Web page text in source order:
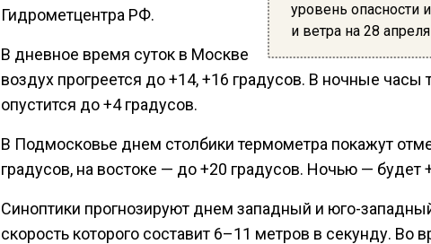
уровень опасности
и ветра на 28 апреля
Гидрометцентра РФ.
В дневное время суток в Москве
воздух прогреется до +14, +16 градусов. В ночные часы
опустится до +4 градусов.
В Подмосковье днем столбики термометра покажут
градусов, на востоке — до +20 градусов. Ночью — будет
Синоптики прогнозируют днем западный и юго-
скорость которого составит 6–11 метров в секунду. Во